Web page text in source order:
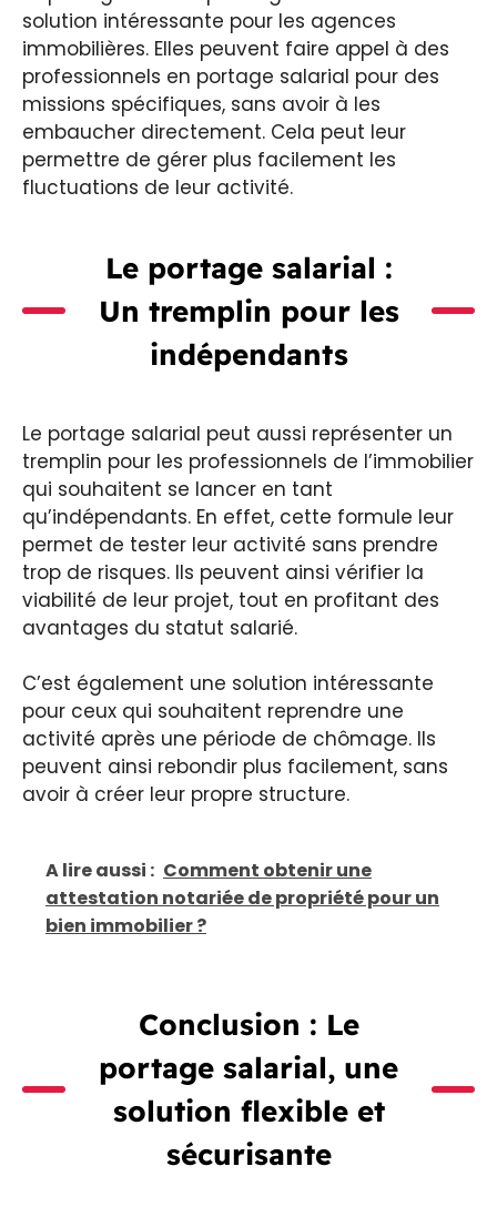
solution intéressante pour les agences
immobilières. Elles peuvent faire appel à des
professionnels en portage salarial pour des
missions spécifiques, sans avoir à les
embaucher directement. Cela peut leur
permettre de gérer plus facilement les
fluctuations de leur activité.
Le portage salarial :
Un tremplin pour les
indépendants
Le portage salarial peut aussi représenter un
tremplin pour les professionnels de l’immobilier
qui souhaitent se lancer en tant
qu’indépendants. En effet, cette formule leur
permet de tester leur activité sans prendre
trop de risques. Ils peuvent ainsi vérifier la
viabilité de leur projet, tout en profitant des
avantages du statut salarié.
C’est également une solution intéressante
pour ceux qui souhaitent reprendre une
activité après une période de chômage. Ils
peuvent ainsi rebondir plus facilement, sans
avoir à créer leur propre structure.
A lire aussi : Comment obtenir une
attestation notariée de propriété pour un
bien immobilier ?
Conclusion : Le
portage salarial, une
solution flexible et
sécurisante